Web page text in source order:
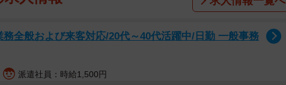
務全般および来客対応/20代～40代活躍中/日勤 一般事務
派遣社員：時給1,500円